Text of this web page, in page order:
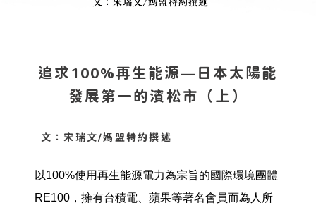
追求100%再生能源—日本太陽能
發展第一的濱松市（上）
文：宋瑞文/媽盟特約撰述
以100%使用再生能源電力為宗旨的國際環境團體
RE100，擁有台積電、蘋果等著名會員而為人所